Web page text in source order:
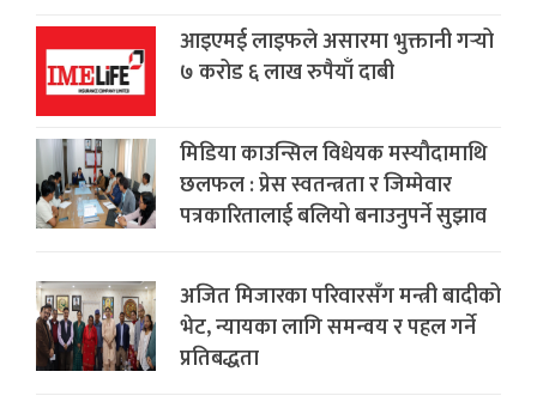
आइएमई लाइफले असारमा भुक्तानी गर्‍यो
७ करोड ६ लाख रुपैयाँ दाबी
मिडिया काउन्सिल विधेयक मस्यौदामाथि
छलफल : प्रेस स्वतन्त्रता र जिम्मेवार
पत्रकारितालाई बलियो बनाउनुपर्ने सुझाव
अजित मिजारका परिवारसँग मन्त्री बादीको
भेट, न्यायका लागि समन्वय र पहल गर्ने
प्रतिबद्धता